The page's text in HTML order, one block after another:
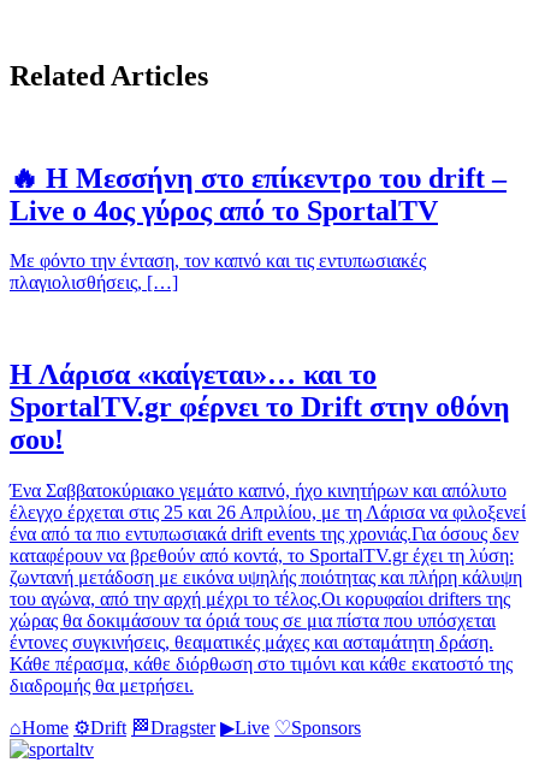
Related Articles
🔥 Η Μεσσήνη στο επίκεντρο του drift –
Live ο 4ος γύρος από το SportalTV
Με φόντο την ένταση, τον καπνό και τις εντυπωσιακές
πλαγιολισθήσεις, […]
Η Λάρισα «καίγεται»… και το
SportalTV.gr φέρνει το Drift στην οθόνη
σου!
Ένα Σαββατοκύριακο γεμάτο καπνό, ήχο κινητήρων και απόλυτο
έλεγχο έρχεται στις 25 και 26 Απριλίου, με τη Λάρισα να φιλοξενεί
ένα από τα πιο εντυπωσιακά drift events της χρονιάς.Για όσους δεν
καταφέρουν να βρεθούν από κοντά, το SportalTV.gr έχει τη λύση:
ζωντανή μετάδοση με εικόνα υψηλής ποιότητας και πλήρη κάλυψη
του αγώνα, από την αρχή μέχρι το τέλος.Οι κορυφαίοι drifters της
χώρας θα δοκιμάσουν τα όριά τους σε μια πίστα που υπόσχεται
έντονες συγκινήσεις, θεαματικές μάχες και ασταμάτητη δράση.
Κάθε πέρασμα, κάθε διόρθωση στο τιμόνι και κάθε εκατοστό της
διαδρομής θα μετρήσει.
⌂Home ⚙Drift 🏁Dragster ▶Live ♡Sponsors